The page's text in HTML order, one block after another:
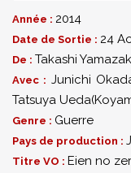
Année : 2014
Date de Sortie : 24
De : Takashi
Avec : Junichi
Tatsuya
Genre : Guerre
Pays de production :
Titre VO : Eien no